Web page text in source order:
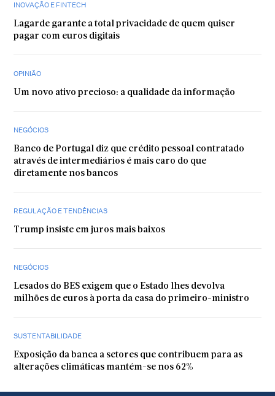
INOVAÇÃO E FINTECH
Lagarde garante a total privacidade de quem quiser
pagar com euros digitais
OPINIÃO
Um novo ativo precioso: a qualidade da informação
NEGÓCIOS
Banco de Portugal diz que crédito pessoal contratado
através de intermediários é mais caro do que
diretamente nos bancos
REGULAÇÃO E TENDÊNCIAS
Trump insiste em juros mais baixos
NEGÓCIOS
Lesados do BES exigem que o Estado lhes devolva
milhões de euros à porta da casa do primeiro-ministro
SUSTENTABILIDADE
Exposição da banca a setores que contribuem para as
alterações climáticas mantém-se nos 62%